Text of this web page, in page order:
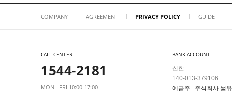
COMPANY AGREEMENT PRIVACY POLICY GUIDE
CALL CENTER
1544-2181
MON - FRI 10:00-17:00
BANK ACCOUNT
신한
140-013-379106
예금주 : 주식회사 썸유